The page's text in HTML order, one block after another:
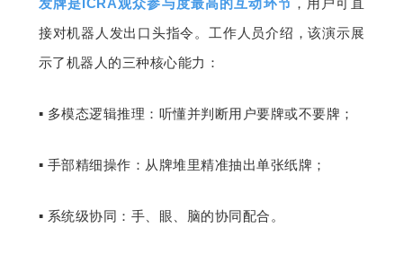
发牌是ICRA观众参与度最高的互动环节 ，用户可直
接对机器人发出口头指令。工作人员介绍，该演示展
示了机器人的三种核心能力：
▪ 多模态逻辑推理 ： 听懂并判断用户要牌或不要牌；
▪ 手部精细操作：从牌堆里精准抽出单张纸牌；
▪ 系统级协同：手、眼、脑的协同配合。